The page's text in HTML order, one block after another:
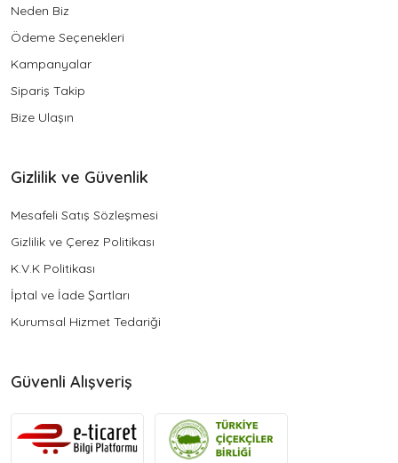
Neden Biz
Ödeme Seçenekleri
Kampanyalar
Sipariş Takip
Bize Ulaşın
Gizlilik ve Güvenlik
Mesafeli Satış Sözleşmesi
Gizlilik ve Çerez Politikası
K.V.K Politikası
İptal ve İade Şartları
Kurumsal Hizmet Tedariği
Güvenli Alışveriş